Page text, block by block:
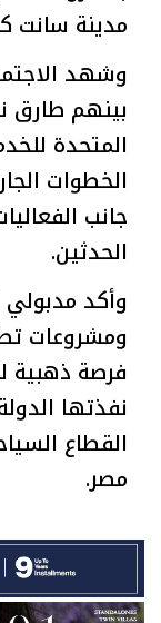
مدينة سانت
وشهد
بينهم طارق
المتحدة
الخطوات
جانب
الحدثين.
وأكد مدبولي
ومشروعات
فرصة ذهبية
نفذتها
القطاع
مصر.